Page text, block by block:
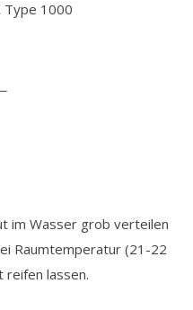
Type 1000
im Wasser grob verteilen
Raumtemperatur (21-22
reifen lassen.